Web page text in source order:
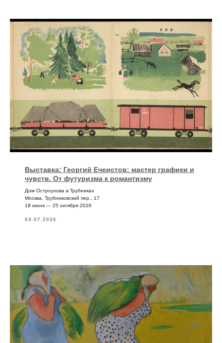
Выставка: Георгий Ечеистов: мастер графики и
чувств. От футуризма к романтизму
Дом Остроухова в Трубниках
Москва, Трубниковский пер., 17
18 июня — 25 октября 2026
04.07.2026